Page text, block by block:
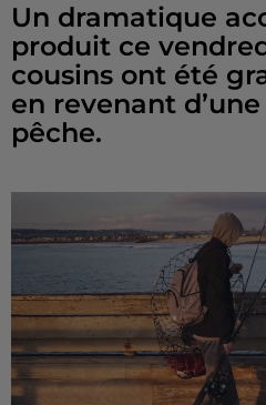
Un dramatique
produit ce
cousins ont été
en revenant
pêche.